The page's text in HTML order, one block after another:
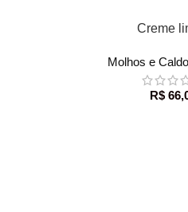
ADICIONAR AOCreme
Molhos e
R$